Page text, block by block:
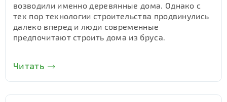
возводили именно деревянные дома. Однако с
тех пор технологии строительства продвинулись
далеко вперед и люди современные
предпочитают строить дома из бруса.
Читать